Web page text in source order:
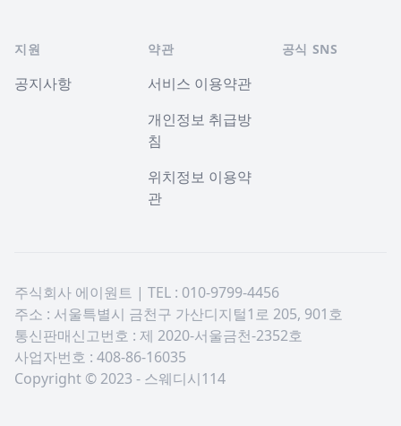
지원
공지사항
약관
서비스 이용약관
개인정보 취급방
침
위치정보 이용약
관
공식 SNS
주식회사 에이원트 | TEL : 010-9799-4456
주소 : 서울특별시 금천구 가산디지털1로 205, 901호
통신판매신고번호 : 제 2020-서울금천-2352호
사업자번호 : 408-86-16035
Copyright © 2023 - 스웨디시114